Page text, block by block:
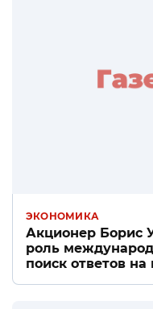
ЭКОНОМИКА
Акционер Борис
роль
поиск ответов